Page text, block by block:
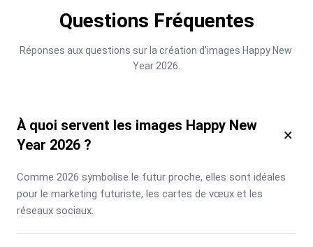
Questions Fréquentes
Réponses aux questions sur la création d'images Happy New
Year 2026.
À quoi servent les images Happy New
Year 2026 ?
×
Comme 2026 symbolise le futur proche, elles sont idéales
pour le marketing futuriste, les cartes de vœux et les
réseaux sociaux.